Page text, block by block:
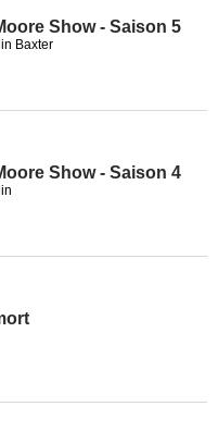
Show - Saison 5
Baxter
Show - Saison 4